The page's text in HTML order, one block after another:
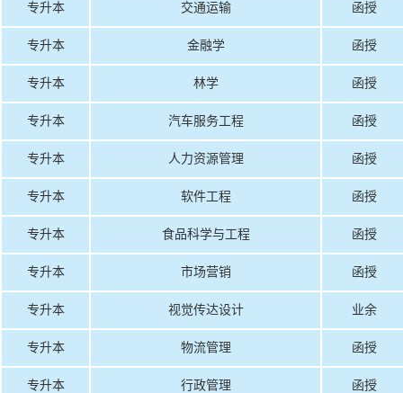
专升本 交通运输 函授
专升本 金融学 函授
专升本 林学 函授
专升本 汽车服务工程 函授
专升本 人力资源管理 函授
专升本 软件工程 函授
专升本 食品科学与工程 函授
专升本 市场营销 函授
专升本 视觉传达设计 业余
专升本 物流管理 函授
专升本 行政管理 函授